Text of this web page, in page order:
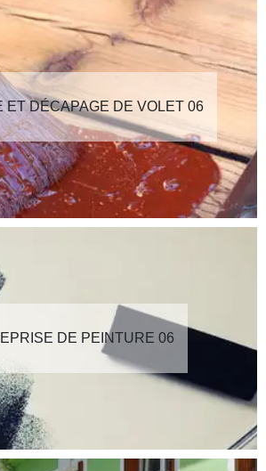
ET DÉCAPAGE DE VOLET 06
DE PEINTURE 06